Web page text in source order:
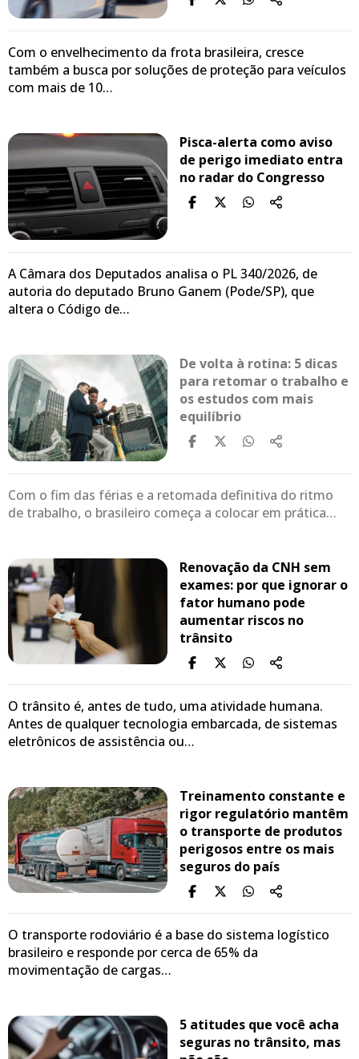
Com o envelhecimento da frota brasileira, cresce
também a busca por soluções de proteção para veículos
com mais de 10…
Pisca-alerta como aviso
de perigo imediato entra
no radar do Congresso
A Câmara dos Deputados analisa o PL 340/2026, de
autoria do deputado Bruno Ganem (Pode/SP), que
altera o Código de…
De volta à rotina: 5 dicas
para retomar o trabalho e
os estudos com mais
equilíbrio
Com o fim das férias e a retomada definitiva do ritmo
de trabalho, o brasileiro começa a colocar em prática…
Renovação da CNH sem
exames: por que ignorar o
fator humano pode
aumentar riscos no
trânsito
O trânsito é, antes de tudo, uma atividade humana.
Antes de qualquer tecnologia embarcada, de sistemas
eletrônicos de assistência ou…
Treinamento constante e
rigor regulatório mantêm
o transporte de produtos
perigosos entre os mais
seguros do país
O transporte rodoviário é a base do sistema logístico
brasileiro e responde por cerca de 65% da
movimentação de cargas…
5 atitudes que você acha
seguras no trânsito, mas